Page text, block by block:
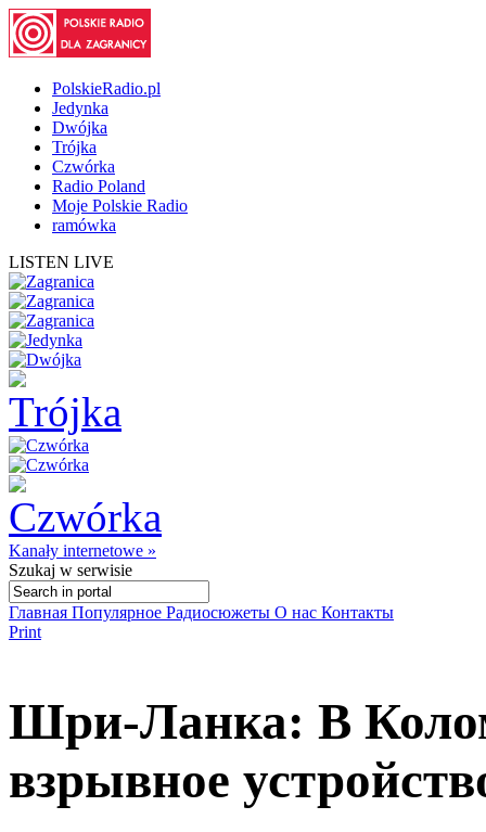
PolskieRadio.pl
Jedynka
Dwójka
Trójka
Czwórka
Radio Poland
Moje Polskie Radio
ramówka
LISTEN LIVE
Kanały internetowe »
Szukaj w serwisie
Главная Популярное Радиосюжеты О нас Контакты
Print
Шри-Ланка: В
взрывное